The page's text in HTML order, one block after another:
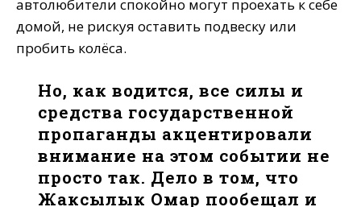
автолюбители спокойно могут проехать к себе
домой, не рискуя оставить подвеску или
пробить колёса.
Но, как водится, все силы и
средства государственной
пропаганды акцентировали
внимание на этом событии не
просто так. Дело в том, что
Жаксылык Омар пообещал и